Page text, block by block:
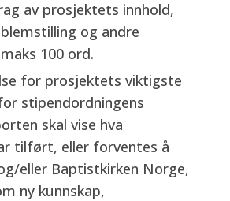
av prosjektets innhold,
og andre
100 ord.
for prosjektets viktigste
stipendordningens
skal vise hva
tilført, eller forventes å
eller Baptistkirken Norge,
ny kunnskap,